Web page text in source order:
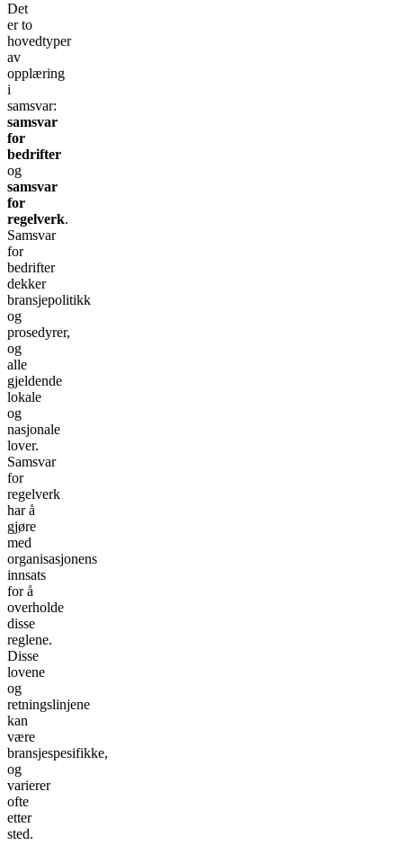
Det
er to
hovedtyper
av
opplæring
i
samsvar:
samsvar
for
bedrifter
og
samsvar
for
regelverk.
Samsvar
for
bedrifter
dekker
bransjepolitikk
og
prosedyrer,
og
alle
gjeldende
lokale
og
nasjonale
lover.
Samsvar
for
regelverk
har å
gjøre
med
organisasjonens
innsats
for å
overholde
disse
reglene.
Disse
lovene
og
retningslinjene
kan
være
bransjespesifikke,
og
varierer
ofte
etter
sted.